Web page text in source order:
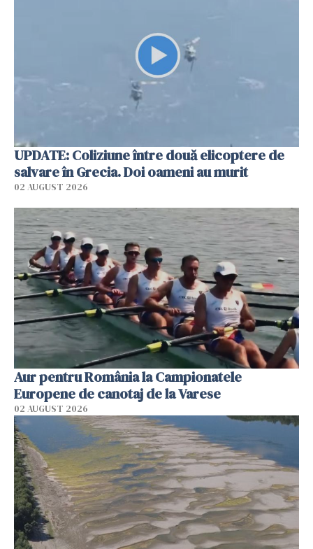
UPDATE: Coliziune între două elicoptere de
salvare în Grecia. Doi oameni au murit
02 AUGUST 2026
Aur pentru România la Campionatele
Europene de canotaj de la Varese
02 AUGUST 2026